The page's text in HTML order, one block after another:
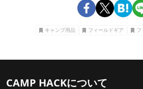
キャンプ用品 フィールドギア フ
CAMP HACKについて